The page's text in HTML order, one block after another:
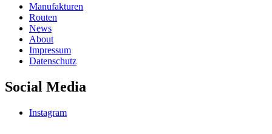
Manufakturen
Routen
News
About
Impressum
Datenschutz
Social Media
Instagram